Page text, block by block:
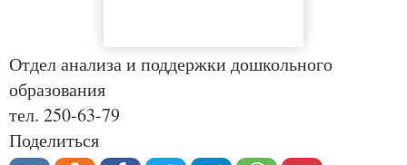
Отдел анализа и поддержки дошкольного
образования
тел. 250-63-79
Поделиться